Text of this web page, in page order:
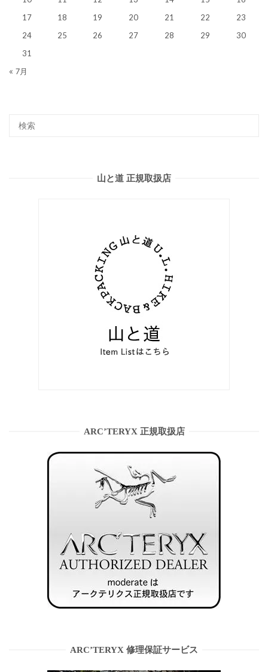
17
18 19 20 21 22
23
24
25 26 27 28 29
30
31
« 7月
山と道 正規取扱店
ARC’TERYX 正規取扱店
ARC’TERYX 修理保証サービス